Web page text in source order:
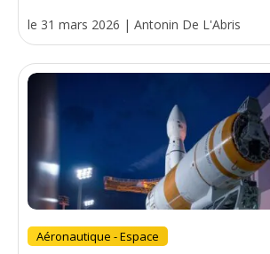
le 31 mars 2026 | Antonin De L'Abris
Aéronautique - Espace